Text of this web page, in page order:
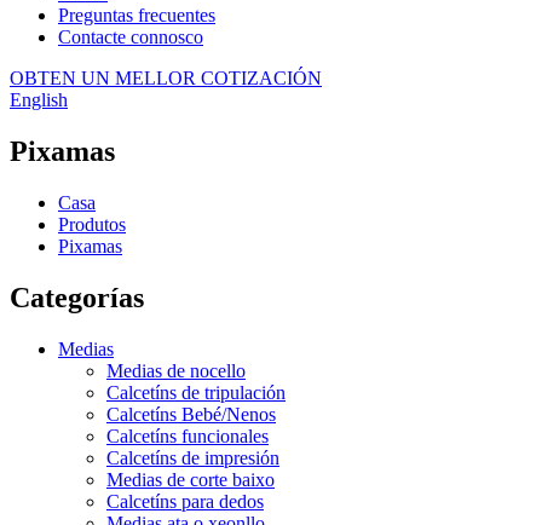
Preguntas frecuentes
Contacte connosco
OBTEN UN MELLOR COTIZACIÓN
English
Pixamas
Casa
Produtos
Pixamas
Categorías
Medias
Medias de nocello
Calcetíns de tripulación
Calcetíns Bebé/Nenos
Calcetíns funcionales
Calcetíns de impresión
Medias de corte baixo
Calcetíns para dedos